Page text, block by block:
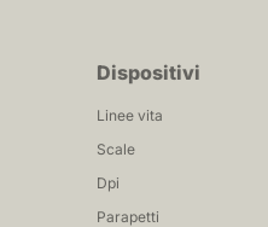
Dispositivi
Linee vita
Scale
Dpi
Parapetti